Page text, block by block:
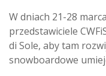
W dniach 21-28
przedstawiciele
di Sole, aby tam
snowboardowe